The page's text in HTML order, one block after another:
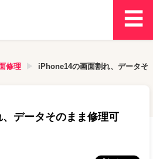
修理 iPhone14の画面割れ、データそ
データそのまま修理可